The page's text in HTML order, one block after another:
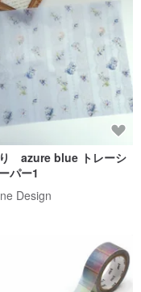
azure blue トレーシ
パー1
Design